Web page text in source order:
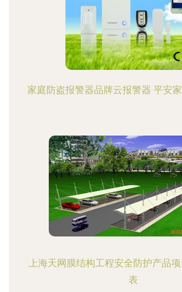
家庭防盗报警器品牌云报警器 平安
上海天网膜结构工程安全防护产品
表